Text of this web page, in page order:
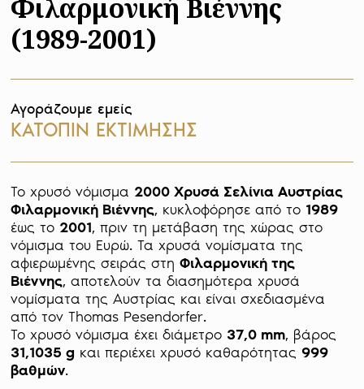
Φιλαρμονική Βιέννης
(1989-2001)
Αγοράζουμε εμείς
ΚΑΤΟΠΙΝ ΕΚΤΙΜΗΣΗΣ
Το χρυσό νόμισμα 2000 Χρυσά Σελίνια Αυστρίας
Φιλαρμονική Βιέννης, κυκλοφόρησε από το
έως το 2001, πριν τη μετάβαση της χώρας στο
νόμισμα του Ευρώ. Τα χρυσά νομίσματα της
αφιερωμένης σειράς στη Φιλαρμονική της
Βιέννης, αποτελούν τα διασημότερα χρυσά
νομίσματα της Αυστρίας και είναι σχεδιασμένα
από τον Thomas Pesendorfer.
Το χρυσό νόμισμα έχει διάμετρο 37,0 mm
31,1035 g και περιέχει χρυσό καθαρότητας 999
βαθμών